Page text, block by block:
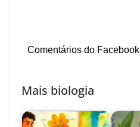
Comentários do Facebook
Mais biologia